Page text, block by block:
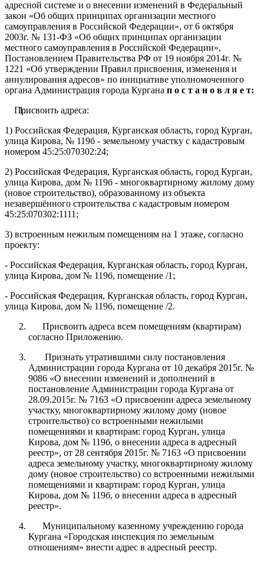
адресной системе и о внесении изменений в Федеральный
закон «Об общих принципах организации местного
самоуправления в Российской Федерации», от 6 октября
2003г. № 131-ФЗ «Об общих принципах организации
местного самоуправления в Российской Федерации»,
Постановлением Правительства РФ от 19 ноября 2014г. №
1221 «Об утверждении Правил присвоения, изменения и
аннулирования адресов» по инициативе уполномоченного
органа Администрация города Кургана п о с т а н о в л я е т:
Присвоить адреса:
1) Российская Федерация, Курганская область, город Курган,
улица Кирова, № 119б - земельному участку с кадастровым
номером 45:25:070302:24;
2) Российская Федерация, Курганская область, город Курган,
улица Кирова, дом № 119б - многоквартирному жилому дому
(новое строительство), образованному из объекта
незавершённого строительства с кадастровым номером
45:25:070302:1111;
3) встроенным нежилым помещениям на 1 этаже, согласно
проекту:
- Российская Федерация, Курганская область, город Курган,
улица Кирова, дом № 119б, помещение /1;
- Российская Федерация, Курганская область, город Курган,
улица Кирова, дом № 119б, помещение /2.
Присвоить адреса всем помещениям (квартирам)
согласно Приложению.
Признать утратившими силу постановления
Администрации города Кургана от 10 декабря 2015г. №
9086 «О внесении изменений и дополнений в
постановление Администрации города Кургана от
28.09.2015г. № 7163 «О присвоении адреса земельному
участку, многоквартирному жилому дому (новое
строительство) со встроенными нежилыми
помещениями и квартирам: город Курган, улица
Кирова, дом № 119б, о внесении адреса в адресный
реестр», от 28 сентября 2015г. № 7163 «О присвоении
адреса земельному участку, многоквартирному жилому
дому (новое строительство) со встроенными нежилыми
помещениями и квартирам: город Курган, улица
Кирова, дом № 119б, о внесении адреса в адресный
реестр».
Муниципальному казенному учреждению города
Кургана «Городская инспекция по земельным
отношениям» внести адрес в адресный реестр.